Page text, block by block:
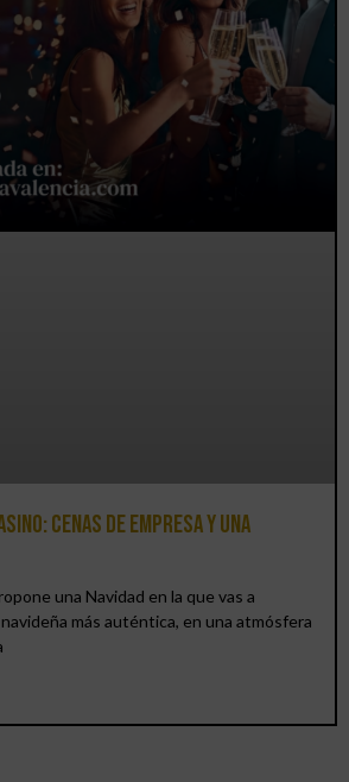
cenas de empresa y una
una Navidad en la que vas a
más auténtica, en una atmósfera